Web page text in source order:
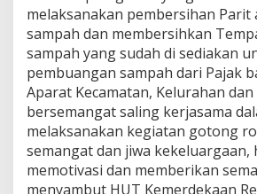
k
k
a
n
P
e
r
s
o
n
e
melaksanakan pembersihan Parit
sampah dan membersihkan
sampah yang sudah di sediakan
pembuangan sampah dari Pajak
Aparat Kecamatan, Kelurahan
bersemangat saling kerjasama
melaksanakan kegiatan gotong
semangat dan jiwa kekeluargaan,
memotivasi dan memberikan
menyambut HUT Kemerdekaan